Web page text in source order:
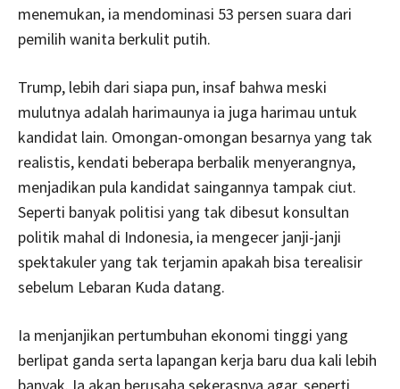
menemukan, ia mendominasi 53 persen suara dari
pemilih wanita berkulit putih.
Trump, lebih dari siapa pun, insaf bahwa meski
mulutnya adalah harimaunya ia juga harimau untuk
kandidat lain. Omongan-omongan besarnya yang tak
realistis, kendati beberapa berbalik menyerangnya,
menjadikan pula kandidat saingannya tampak ciut.
Seperti banyak politisi yang tak dibesut konsultan
politik mahal di Indonesia, ia mengecer janji-janji
spektakuler yang tak terjamin apakah bisa terealisir
sebelum Lebaran Kuda datang.
Ia menjanjikan pertumbuhan ekonomi tinggi yang
berlipat ganda serta lapangan kerja baru dua kali lebih
banyak. Ia akan berusaha sekerasnya agar, seperti